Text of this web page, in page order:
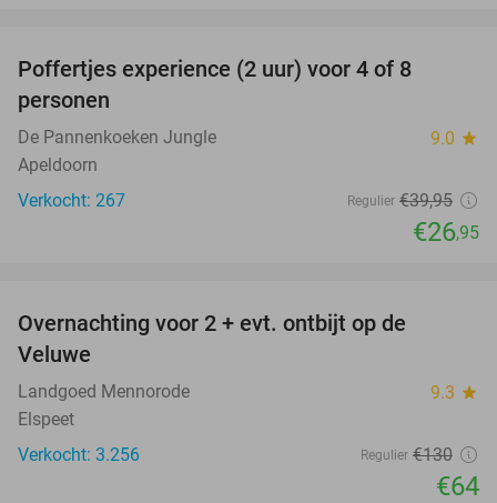
Poffertjes experience (2 uur) voor 4 of 8
personen
De Pannenkoeken Jungle 9.0 star
Apeldoorn
Verkocht: 267
Regulier €39,95
€26,95
Overnachting voor 2 + evt. ontbijt op de
Veluwe
Landgoed Mennorode 9.3 star
Elspeet
Verkocht: 3.256
Regulier €130
€64